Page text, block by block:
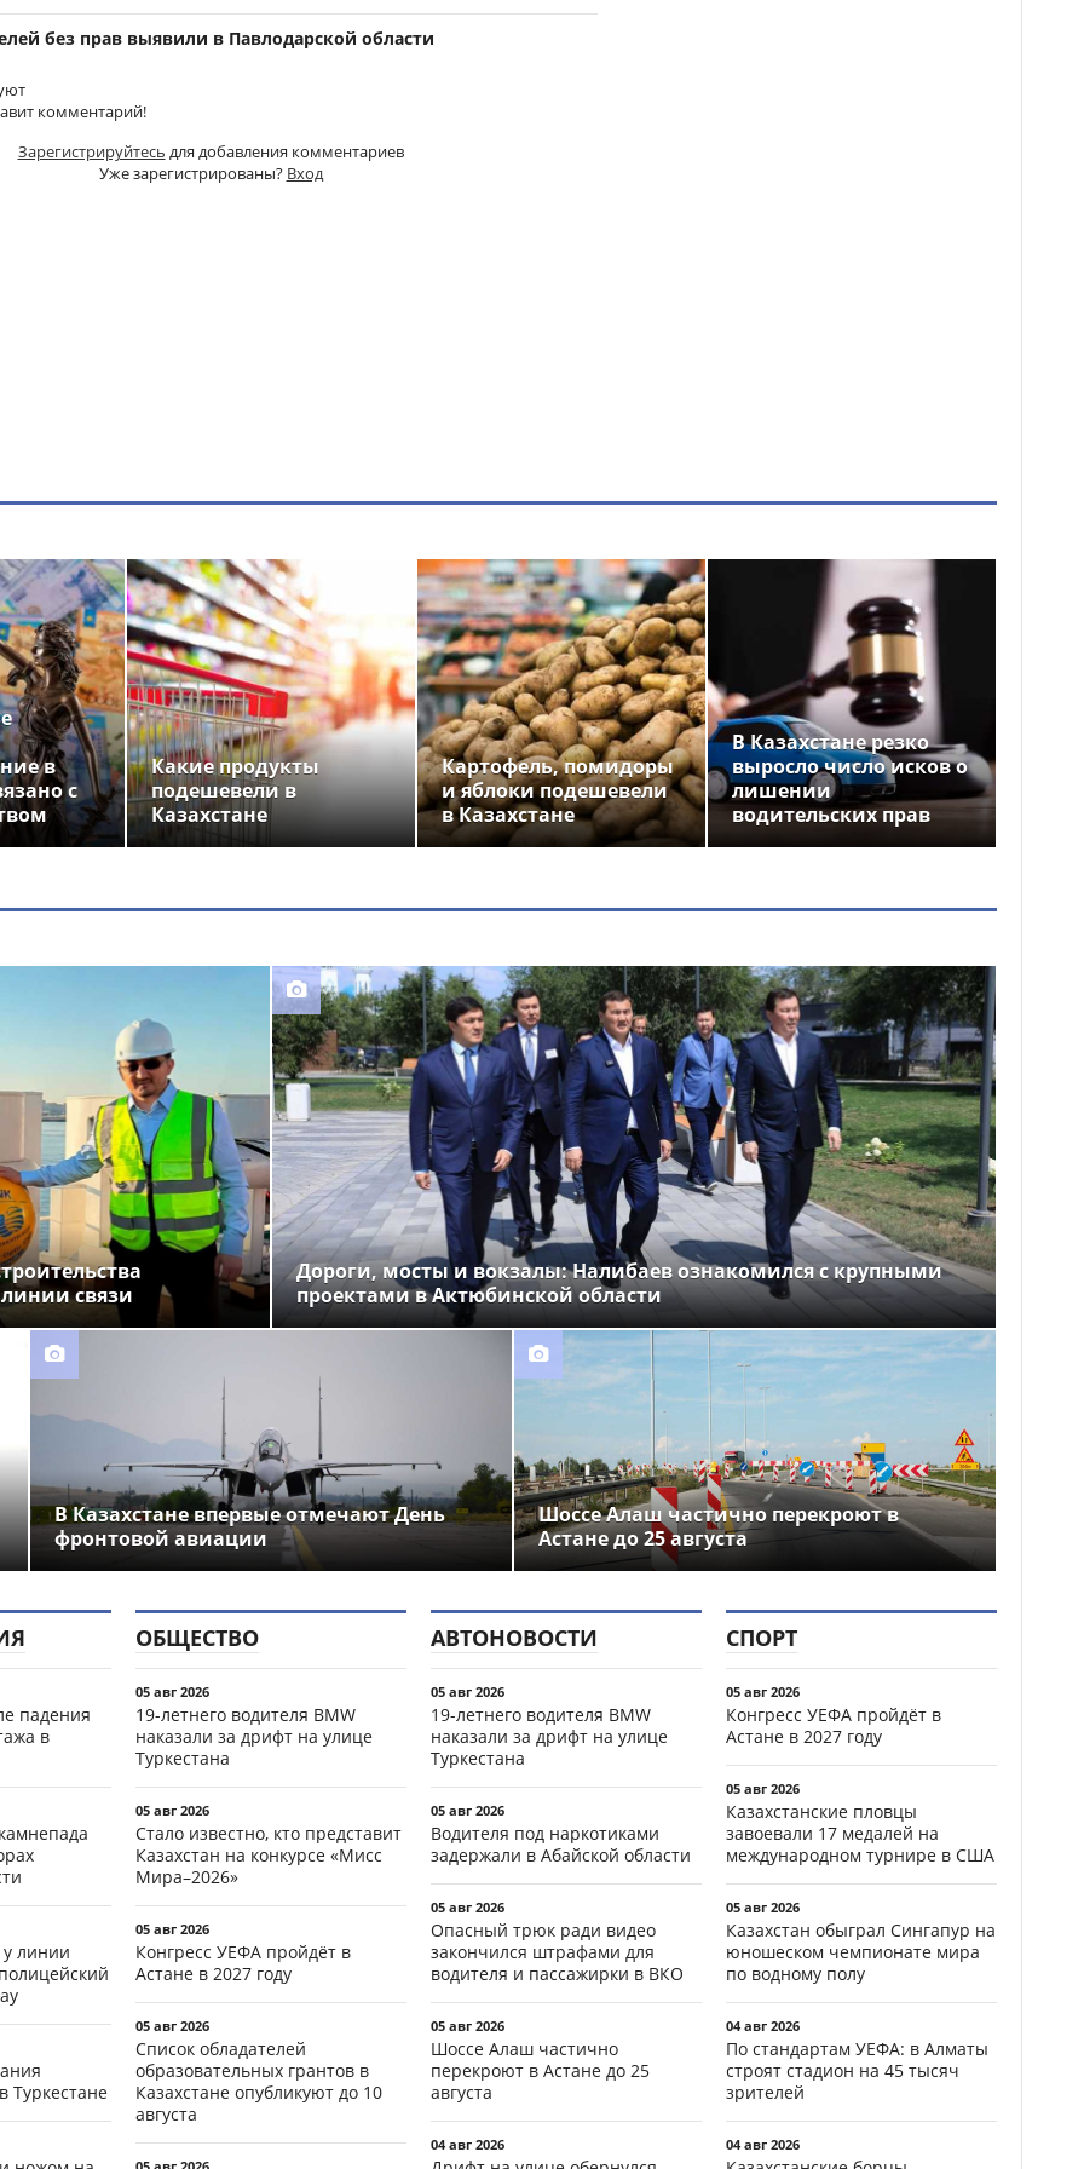
без прав выявили в Павлодарской области
комментарий!
Зарегистрируйтесь для добавления комментариев
Уже зарегистрированы? Вход
в
с
Какие продукты
подешевели в
Казахстане
Картофель, помидоры
и яблоки подешевели
в Казахстане
В Казахстане резко
выросло число исков о
лишении
водительских прав
связи
Дороги, мосты и вокзалы: Налибаев ознакомился с крупными
проектами в Актюбинской области
В Казахстане впервые отмечают День
фронтовой авиации
Шоссе Алаш частично перекроют в
Астане до 25 августа
падения
в
у линии
Туркестане
ОБЩЕСТВО
05 авг 2026
19-летнего водителя BMW
наказали за дрифт на улице
Туркестана
05 авг 2026
Стало известно, кто представит
Казахстан на конкурсе «Мисс
Мира–2026»
05 авг 2026
Конгресс УЕФА пройдёт в
Астане в 2027 году
05 авг 2026
Список обладателей
образовательных грантов в
Казахстане опубликуют до 10
августа
АВТОНОВОСТИ
05 авг 2026
19-летнего водителя BMW
наказали за дрифт на улице
Туркестана
05 авг 2026
Водителя под наркотиками
задержали в Абайской области
05 авг 2026
Опасный трюк ради видео
закончился штрафами для
водителя и пассажирки в ВКО
05 авг 2026
Шоссе Алаш частично
перекроют в Астане до 25
августа
04 авг 2026
СПОРТ
05 авг 2026
Конгресс УЕФА пройдёт в
Астане в 2027 году
05 авг 2026
Казахстанские пловцы
завоевали 17 медалей на
международном турнире в США
05 авг 2026
Казахстан обыграл Сингапур на
юношеском чемпионате мира
по водному полу
04 авг 2026
По стандартам УЕФА: в Алматы
строят стадион на 45 тысяч
зрителей
04 авг 2026